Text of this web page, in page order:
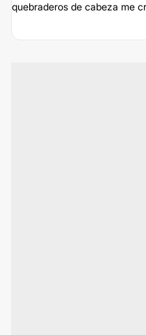
quebraderos de cabeza me